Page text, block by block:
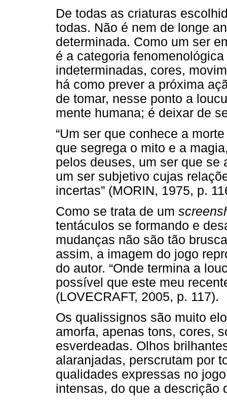
De todas as criaturas
todas. Não é nem de longe
determinada. Como um ser
é a categoria
indeterminadas, cores,
há como prever a próxima
de tomar, nesse ponto a
mente humana; é deixar de
“Um ser que conhece a
que segrega o mito e a
pelos deuses, um ser que se
um ser subjetivo cujas
incertas” (MORIN, 1975, p.
Como se trata de um
tentáculos se formando e
mudanças não são tão
assim, a imagem do jogo
do autor. “Onde termina a
possível que este meu
(LOVECRAFT, 2005, p. 117).
Os qualissignos são muito
amorfa, apenas tons, cores,
esverdeadas. Olhos
alaranjadas, perscrutam por
qualidades expressas no
intensas, do que a descrição